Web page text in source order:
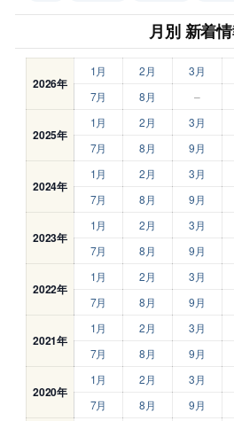
月別 新着
2026年
1月 2月 3月
7月
8月 –
2025年
1月 2月 3月
7月
8月 9月
2024年
1月 2月 3月
7月
8月 9月
2023年
1月 2月 3月
7月
8月 9月
2022年
1月 2月 3月
7月
8月 9月
2021年
1月 2月 3月
7月
8月 9月
2020年
1月 2月 3月
7月
8月 9月